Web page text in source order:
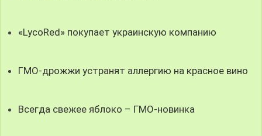
«LycoRed» покупает украинскую компанию
ГМО-дрожжи устранят аллергию на красное вино
Всегда свежее яблоко – ГМО-новинка